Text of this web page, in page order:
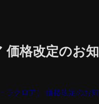
格改定のお
ラクロア） 価格改定のお知